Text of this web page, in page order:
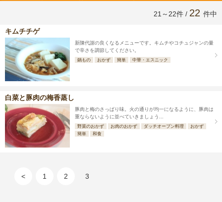
21～22件 / 22 件中
キムチチゲ
新陳代謝の良くなるメニューです。キムチやコチュジャンの量
で辛さを調節してください。
鍋もの おかず 簡単 中華・エスニック
白菜と豚肉の梅香蒸し
豚肉と梅のさっぱり味。火の通りが均一になるように、豚肉は
重ならないように並べていきましょう...
野菜のおかず お肉のおかず ダッチオーブン料理
おかず
簡単
和食
< 1 2 3